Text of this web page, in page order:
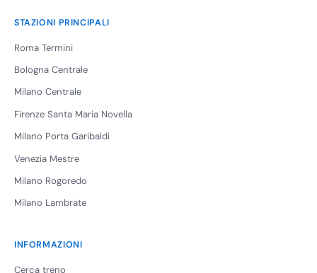
STAZIONI PRINCIPALI
Roma Termini
Bologna Centrale
Milano Centrale
Firenze Santa Maria Novella
Milano Porta Garibaldi
Venezia Mestre
Milano Rogoredo
Milano Lambrate
INFORMAZIONI
Cerca treno